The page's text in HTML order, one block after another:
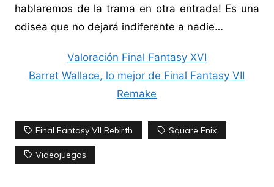
hablaremos de la trama en otra entrada! Es una
odisea que no dejará indiferente a nadie…
Valoración Final Fantasy XVI
Barret Wallace, lo mejor de Final Fantasy VII
Remake
Final Fantasy VII Rebirth Square Enix
Videojuegos